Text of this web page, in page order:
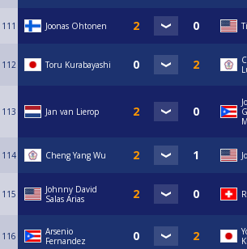
111 Joonas Ohtonen
112 Toru Kurabayashi
113 Jan van Lierop
114 Cheng Yang Wu
115
Johnny David
Salas Arias
116
Arsenio
Fernandez